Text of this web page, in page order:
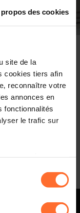
des cookies
site de la
cookies tiers afin
reconnaître votre
annonces en
fonctionnalités
le trafic sur
au
des différents
Détails » ci-
sacré pour sa